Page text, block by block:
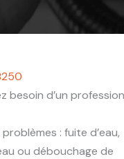
besoin d’un
: fuite d’eau,
ou débouchage de